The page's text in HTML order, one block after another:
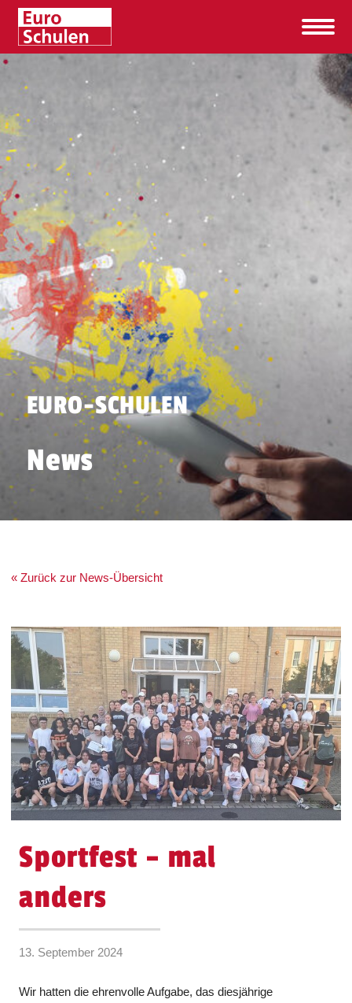
EURO-SCHULEN
News
« Zurück zur News-Übersicht
Sportfest – mal
anders
13. September 2024
Wir hatten die ehrenvolle Aufgabe, das diesjährige